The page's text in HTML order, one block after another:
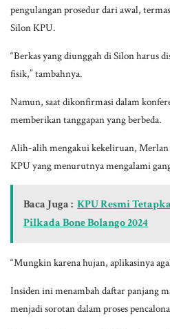
pengulangan prosedur dari awal,
Silon KPU.
“Berkas yang diunggah di Silon harus
fisik,” tambahnya.
Namun, saat dikonfirmasi dalam
memberikan tanggapan yang berbeda.
Alih-alih mengakui kekeliruan,
KPU yang menurutnya mengalami
Baca Juga : KPU Resmi
Pilkada Bone Bolango 2024
“Mungkin karena hujan, aplikasinya
Insiden ini menambah daftar panjang
menjadi sorotan dalam proses